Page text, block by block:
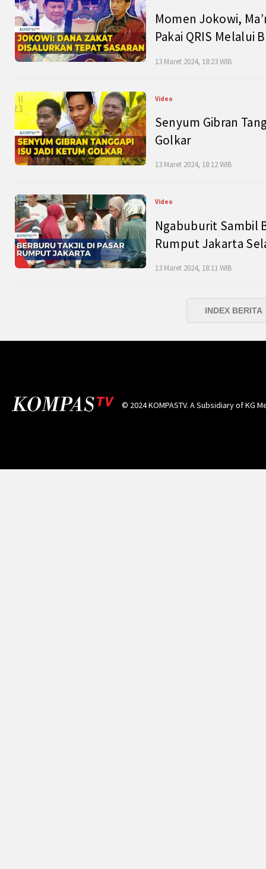
Momen Jokowi,
Pakai QRIS Melalui
13 Maret 2024, 18:23 WIB
Video
Senyum Gibran
Golkar
13 Maret 2024, 18:12 WIB
Video
Ngabuburit Sambil
Rumput Jakarta
13 Maret 2024, 18:11 WIB
INDEX BERITA
© 2024 KOMPASTV. A Subsidiary ofKG